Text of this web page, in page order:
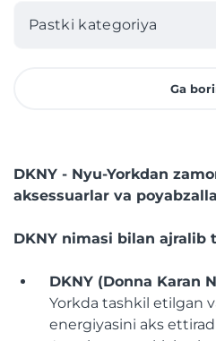
Pastki kategoriya
Ga
DKNY - Nyu-Yorkdan
aksessuarlar va
DKNY nimasi bilan ajralib
DKNY (Donna Karan
Yorkda tashkil etilgan
energiyasini aks